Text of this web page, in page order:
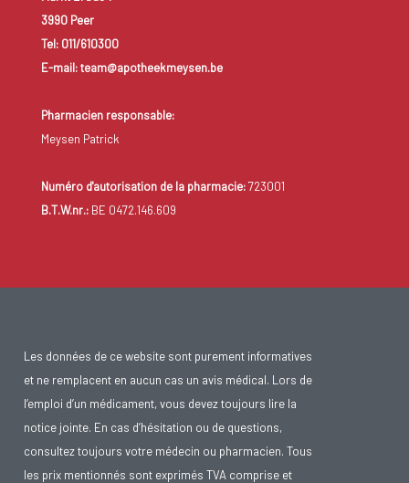
3990 Peer
Tel: 011/610300
E-mail: team@apotheekmeysen.be
Pharmacien responsable:
Meysen Patrick
Numéro d'autorisation de la pharmacie:723001
B.T.W.nr.:BE 0472.146.609
Les données de ce website sont purement informatives
et ne remplacent en aucun cas un avis médical. Lors de
l’emploi d’un médicament, vous devez toujours lire la
notice jointe. En cas d’hésitation ou de questions,
consultez toujours votre médecin ou pharmacien. Tous
les prix mentionnés sont exprimés TVA comprise et